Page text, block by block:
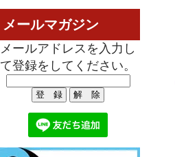
メールマガジン
メールアドレスを入力し
て登録をしてください。